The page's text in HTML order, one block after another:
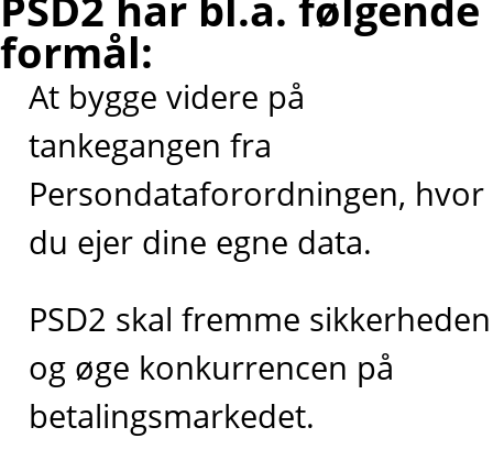
formål:
At bygge videre på
tankegangen fra
Persondataforordningen, hvor
du ejer dine egne data.
PSD2 skal fremme sikkerheden
og øge konkurrencen på
betalingsmarkedet.